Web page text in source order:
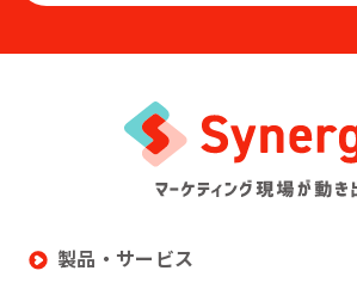
製品・サービス